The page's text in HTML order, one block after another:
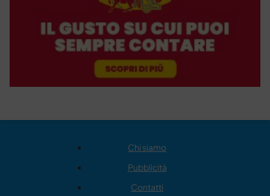
Chi siamo
Pubblicità
Contatti